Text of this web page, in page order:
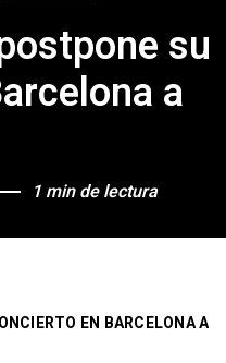
su
a
1 min de lectura
EN BARCELONA A